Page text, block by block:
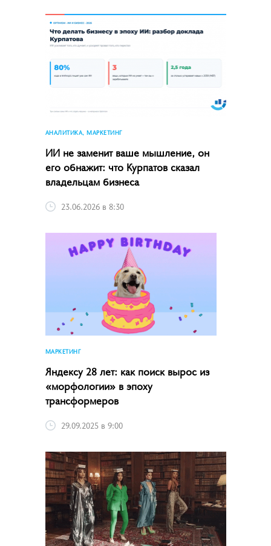
АНАЛИТИКА, МАРКЕТИНГ
ИИ не заменит ваше мышление, он
его обнажит: что Курпатов сказал
владельцам бизнеса
23.06.2026 в 8:30
МАРКЕТИНГ
Яндексу 28 лет: как поиск вырос из
«морфологии» в эпоху
трансформеров
29.09.2025 в 9:00